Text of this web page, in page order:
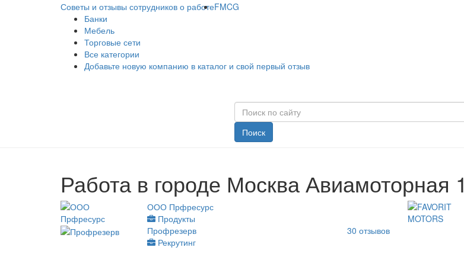
Советы и отзывы сотрудников о работеFMCG
Банки
Мебель
Торговые сети
Все категории
Добавьте новую компанию в каталог и свой первый отзыв
Поиск
Работа в городе Москва Авиамоторная 1
ООО Прфресурс
Продукты
Профрезерв
Рекрутинг
30 отзывов